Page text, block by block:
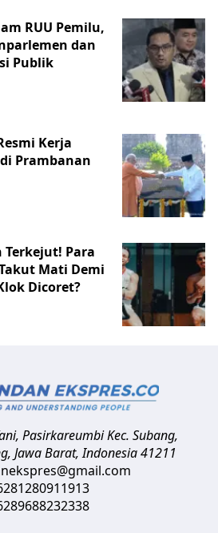
RUU Pemilu,
dan
Publik
Kerja
Prambanan
Terkejut! Para
Mati Demi
Dicoret?
Pasirkareumbi Kec. Subang,
Jawa Barat,Indonesia41211